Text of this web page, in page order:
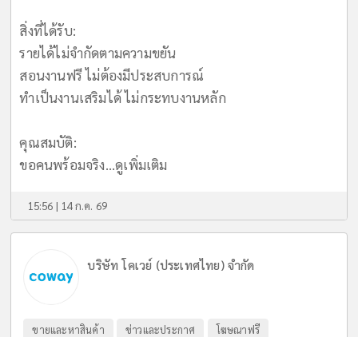
​สิ่งที่ได้รับ:
รายได้ไม่จำกัดตามความขยัน
สอนงานฟรี ไม่ต้องมีประสบการณ์
ทำเป็นงานเสริมได้ ไม่กระทบงานหลัก
​คุณสมบัติ:
ขอคนพร้อมจริง...ดูเพิ่มเติม
15:56 | 14 ก.ค. 69
บริษัท โคเวย์ (ประเทศไทย) จำกัด
ขายและหาสินค้า ข่าวและประกาศ โฆษณาฟรี